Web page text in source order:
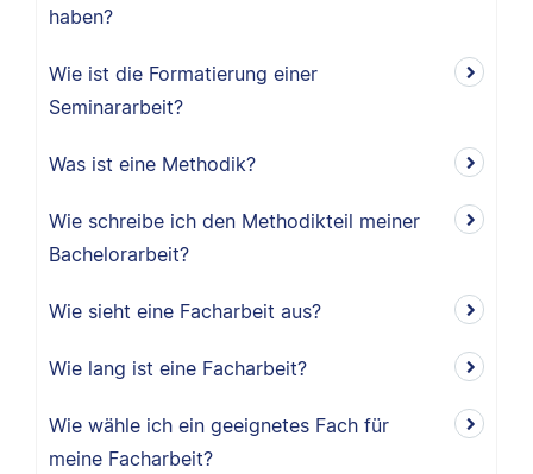
haben?
Wie ist die Formatierung einer
Seminararbeit?
Was ist eine Methodik?
Wie schreibe ich den Methodikteil meiner
Bachelorarbeit?
Wie sieht eine Facharbeit aus?
Wie lang ist eine Facharbeit?
Wie wähle ich ein geeignetes Fach für
meine Facharbeit?